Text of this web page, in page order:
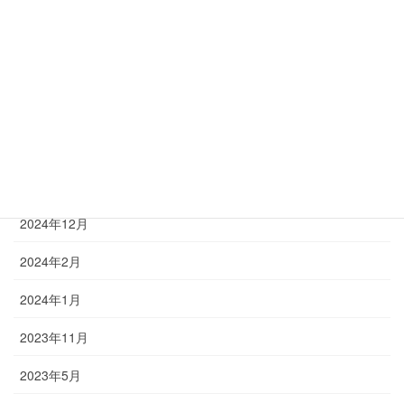
2024年12月
2024年2月
2024年1月
2023年11月
2023年5月